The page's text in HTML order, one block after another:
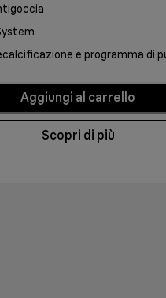
e programma di
Aggiungi al carrello
Scopri di più